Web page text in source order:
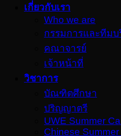
เกี่ยวกับเรา
Who we are
กรรมการและทีมบ
คณาจารย์
เจ้าหน้าที่
วิชาการ
บัณฑิตศึกษา
ปริญญาตรี
UWE Summer
Chinese